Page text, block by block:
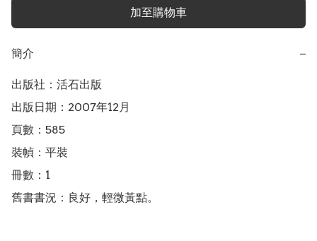
加至購物車
簡介 −
出版社：活石出版
出版日期：2007年12月
頁數：585
裝幀：平裝
冊數：1
舊書書況：良好，輕微黃點。